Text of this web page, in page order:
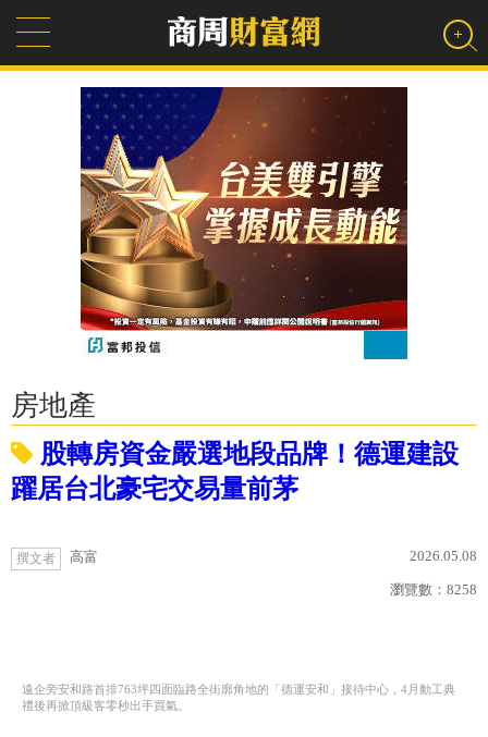
房地產
股轉房資金嚴選地段品牌！德運建設
躍居台北豪宅交易量前茅
撰文者 高富 2026.05.08
瀏覽數： 8258
遠企旁安和路首排763坪四面臨路全街廓角地的「德運安和」接待中心，4月動工典
禮後再掀頂級客零秒出手買氣。